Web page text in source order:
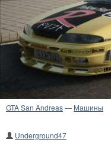
GTA San Andreas— Машины
Underground47